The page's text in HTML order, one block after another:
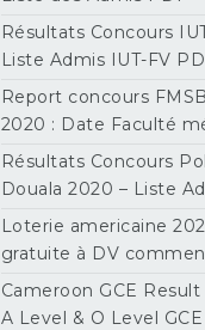
Résultats Concours
Liste Admis IUT-FV
Report concours
2020 : Date Faculté
Résultats Concours
Douala 2020 – Liste
Loterie americaine
gratuite à DV
Cameroon GCE
A Level & O Level